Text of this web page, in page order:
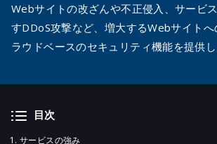
Webサイトの改ざんや不正侵入、サービ
すDDoS攻撃など、増大するWebサイト
ラウドベースのセキュリティ機能を提供し
目次
サービスの強み